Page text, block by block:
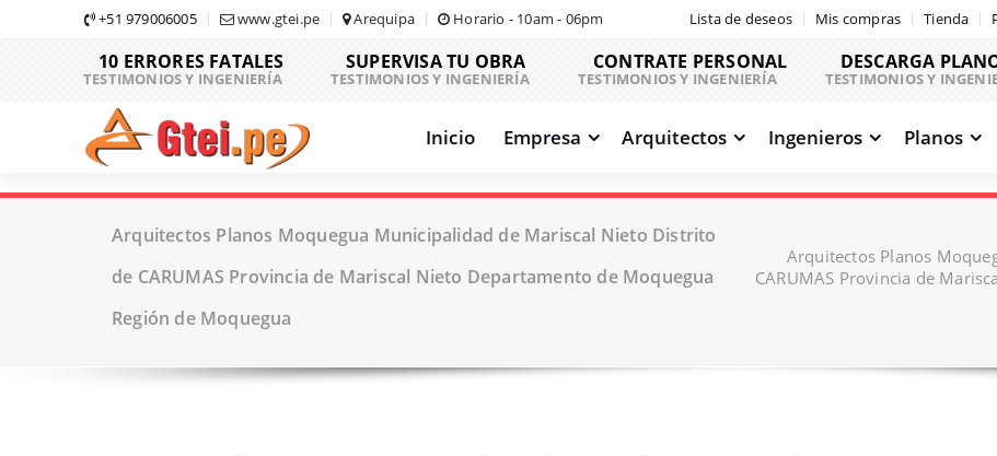
+51 979006005 www.gtei.pe Arequipa Horario - 10am - 06pm Lista de deseos Mis compras Tienda
10 ERRORES FATALES
TESTIMONIOS Y INGENIERÍA
SUPERVISA TU OBRA
TESTIMONIOS Y INGENIERÍA
CONTRATE PERSONAL
TESTIMONIOS Y INGENIERÍA
DESCARGA
TESTIMONIOS Y
Inicio Empresa Arquitectos Ingenieros Planos
Arquitectos Planos Moquegua Municipalidad de Mariscal Nieto Distrito
de CARUMAS Provincia de Mariscal Nieto Departamento de Moquegua
Región de Moquegua
Arquitectos Planos
CARUMAS Provincia de